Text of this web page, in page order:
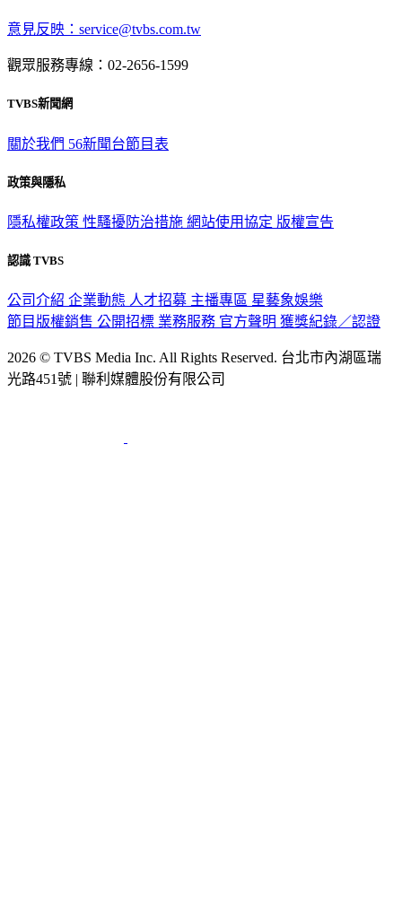
意見反映：service@tvbs.com.tw
觀眾服務專線：02-2656-1599
TVBS新聞網
關於我們 56新聞台節目表
政策與隱私
隱私權政策 性騷擾防治措施 網站使用協定 版權宣告
認識 TVBS
公司介紹 企業動態 人才招募 主播專區 星藝象娛樂
節目版權銷售 公開招標 業務服務 官方聲明 獲獎紀錄／認證
2026 © TVBS Media Inc. All Rights Reserved. 台北市內湖區瑞
光路451號 | 聯利媒體股份有限公司